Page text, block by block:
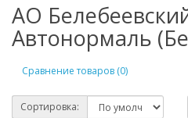
АО
Автонормаль
Сравнение товаров (0)
Сортировка: